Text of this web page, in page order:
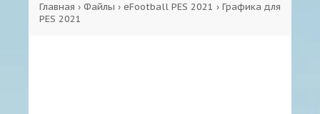
Главная › Файлы › eFootball PES 2021 › Графика для
PES 2021